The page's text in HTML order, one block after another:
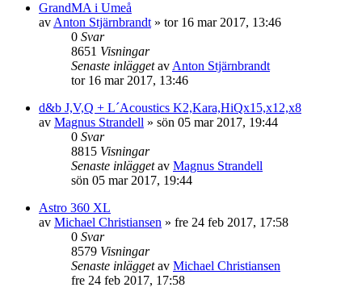
GrandMA i Umeå
av Anton Stjärnbrandt » tor 16 mar 2017, 13:46
0 Svar
8651 Visningar
Senaste inläggetav Anton Stjärnbrandt
tor 16 mar 2017, 13:46
d&b J,V,Q + L´Acoustics K2,Kara,HiQx15,x12,x8
av Magnus Strandell » sön 05 mar 2017, 19:44
0 Svar
8815 Visningar
Senaste inläggetav Magnus Strandell
sön 05 mar 2017, 19:44
Astro 360 XL
av Michael Christiansen » fre 24 feb 2017, 17:58
0 Svar
8579 Visningar
Senaste inläggetav Michael Christiansen
fre 24 feb 2017, 17:58